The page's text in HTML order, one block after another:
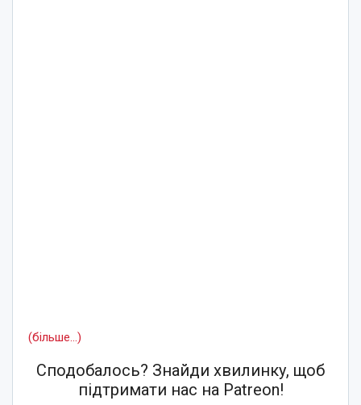
(більше…)
Сподобалось? Знайди хвилинку, щоб
підтримати нас на Patreon!